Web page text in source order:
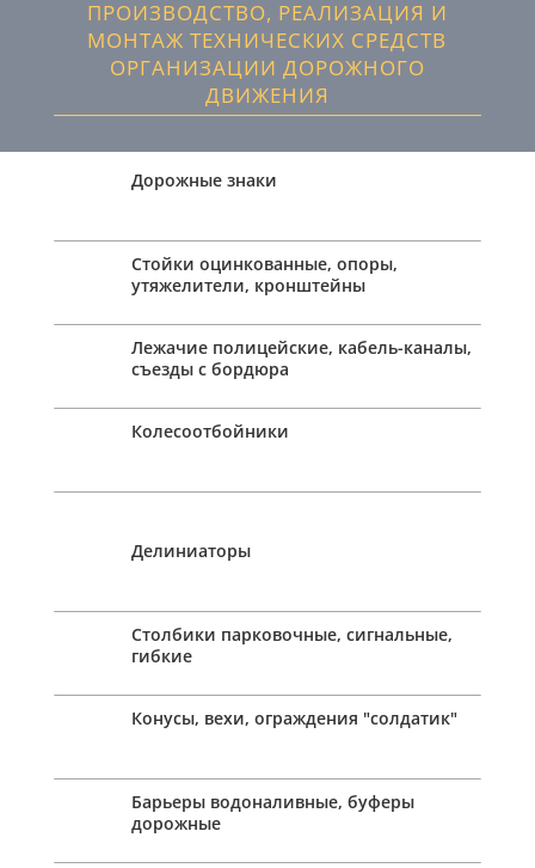
ПРОИЗВОДСТВО, РЕАЛИЗАЦИЯ И
МОНТАЖ ТЕХНИЧЕСКИХ СРЕДСТВ
ОРГАНИЗАЦИИ ДОРОЖНОГО
ДВИЖЕНИЯ
Дорожные знаки
Стойки оцинкованные, опоры,
утяжелители, кронштейны
Лежачие полицейские, кабель-каналы,
съезды с бордюра
Колесоотбойники
Делиниаторы
Столбики парковочные, сигнальные,
гибкие
Конусы, вехи, ограждения "солдатик"
Барьеры водоналивные, буферы
дорожные